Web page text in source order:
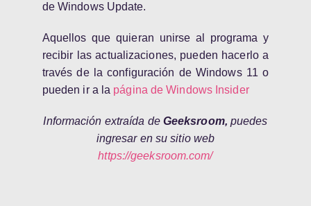
de Windows Update.
Aquellos que quieran unirse al programa y
recibir las actualizaciones, pueden hacerlo a
través de la configuración de Windows 11 o
pueden ir a la página de Windows Insider
Información extraída de Geeksroom, puedes
ingresar en su sitio web
https://geeksroom.com/